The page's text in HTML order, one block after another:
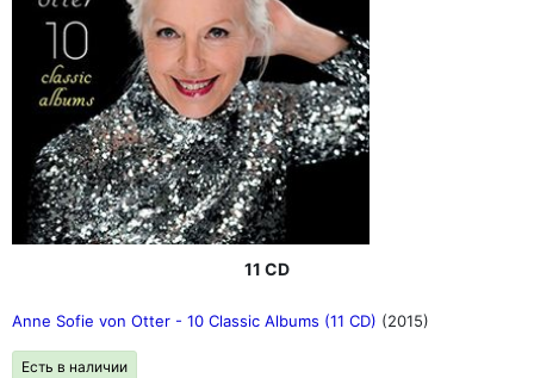
11 CD
Anne Sofie von Otter - 10 Classic Albums (11 CD) (2015)
Есть в наличии